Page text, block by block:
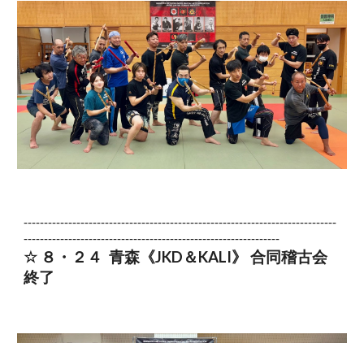
-----------------------------------------------------------------------------
---------------------------------------------------------------
☆ ８・ ２４ 青森 《JKD＆KALI》 合同稽古会
終了